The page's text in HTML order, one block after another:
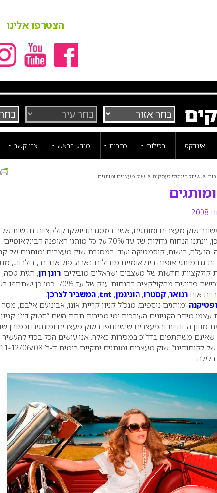
הצטרפו אלינו
אינדקס רכילות כתבות מידע בראש צרו קשר
» שיווק דיגיטלי לעסקים » שוק מעצבים ומותגים
שוק מעצבים ומותגים, אשר במסגרתו יושקו קולקציות חדשות של
מיטב מותגי האופנה וכמו כן, יינתנו הנחות גדולות של עד 70% על כל מותגי האופנה הבינלאומיים
הנעלה, בישום, קוסמטיקה ועוד. במסגרת שוק מעצבים ומותגים של
גם מותגי אופנה בינלאומיים מובילים. זארה, פול אנד בר, בילבונג,
קולקציות חדשות של מעצבים ישראלים מובילים: רונן חן, חגית טסה,
ועוד, אשר יאפשרו רכישת פריטים מהקולקציה בהנחות ענק של עד 70%. כמו
אונורנואר, קסטרו, הוניגמן,
tnt
, המשביר לצרכן,
ומותגים נוספים. מנכ”ל קניון קריית אונו, אבינועם אלבם, מסר
עצמו מיתר הקניונים העורכים ימי מכירות תחת השם “סטוק דיי”. קניון
מגוון החנויות והמעצבים שישתתפו בשוק מעצבים ומותגים וכמובן
שאינם משתתפים בדר”כ במכירות כאלה. אנו עושים הכל בכדי להעשיר
לקוחותינו”.